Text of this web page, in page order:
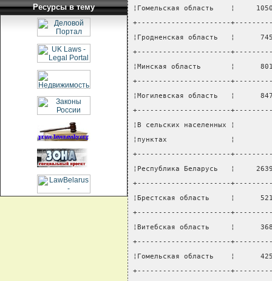
Ресурсы в тему
¦Гомельская область    ¦
+----------------------
¦Гродненская область   ¦
+----------------------
¦Минская область       ¦
+----------------------
¦Могилевская область   ¦
+----------------------
¦В сельских населенных
¦пунктах               ¦
+----------------------
¦Республика Беларусь   ¦
+----------------------
¦Брестская область     ¦
+----------------------
¦Витебская область     ¦
+----------------------
¦Гомельская область    ¦
+----------------------